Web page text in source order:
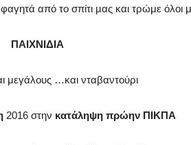
από το σπίτι µας και τρώμε όλοι
ΠΑΙΧΝΙΔΙΑ
μεγάλους …και νταβαντούρι
2016 στην κατάληψη πρώην ΠΙΚΠΑ